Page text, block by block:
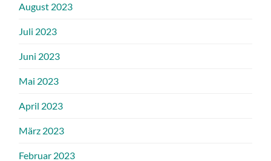
August 2023
Juli 2023
Juni 2023
Mai 2023
April 2023
März 2023
Februar 2023